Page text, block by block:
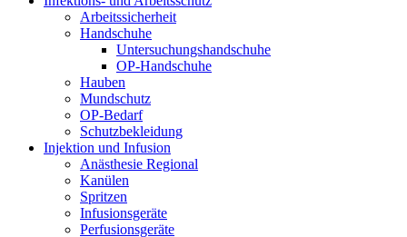
Arbeitssicherheit
Handschuhe
Untersuchungshandschuhe
OP-Handschuhe
Hauben
Mundschutz
OP-Bedarf
Schutzbekleidung
Injektion und Infusion
Anästhesie Regional
Kanülen
Spritzen
Infusionsgeräte
Perfusionsgeräte